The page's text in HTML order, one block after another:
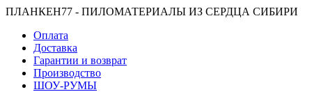
ПЛАНКЕН77 - ПИЛОМАТЕРИАЛЫ ИЗ СЕРДЦА СИБИРИ
Оплата
Доставка
Гарантии и возврат
Производство
ШОУ-РУМЫ